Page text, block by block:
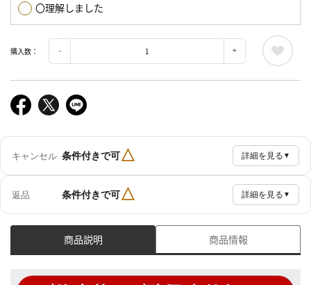
〇理解しました
購入数：
キャンセル 条件付きで可△ 詳細を見る ▼
返品 条件付きで可△ 詳細を見る ▼
商品説明 商品情報